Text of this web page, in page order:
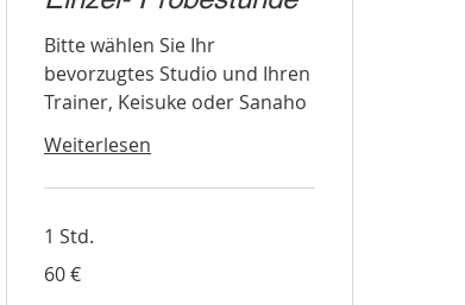
Bitte wählen Sie Ihr
bevorzugtes Studio und Ihren
Trainer, Keisuke oder Sanaho
Weiterlesen
1 Std.
Euro
60 €